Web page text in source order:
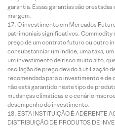
garantia. Essas garantias são
margem.
O investimento em Mercados
patrimoniais significativos. Commodity
preço de um contrato futuro ou outro
consubstanciar um índice, uma taxa,
um investimento de risco muito alto,
oscilação de preço devido à utilização
recomendada para o investimento é
não está garantido neste tipo de
mudanças climáticas e o cenário
desempenho do investimento.
ESTA INSTITUIÇÃO É ADERENTE
DISTRIBUIÇÃO DE PRODUTOS DE